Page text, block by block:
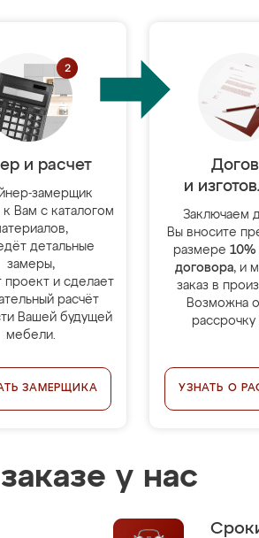
и расчет
замерщик
Вам с каталогом
детальные
замеры,
проект и сделает
расчёт
Вашей будущей
мебели.
ЗАМЕРЩИКА
и
Заключаем
Вы вносите
размере 10%
договора, и
заказ в
Возможна
рассрочку
УЗНАТЬ О
у нас